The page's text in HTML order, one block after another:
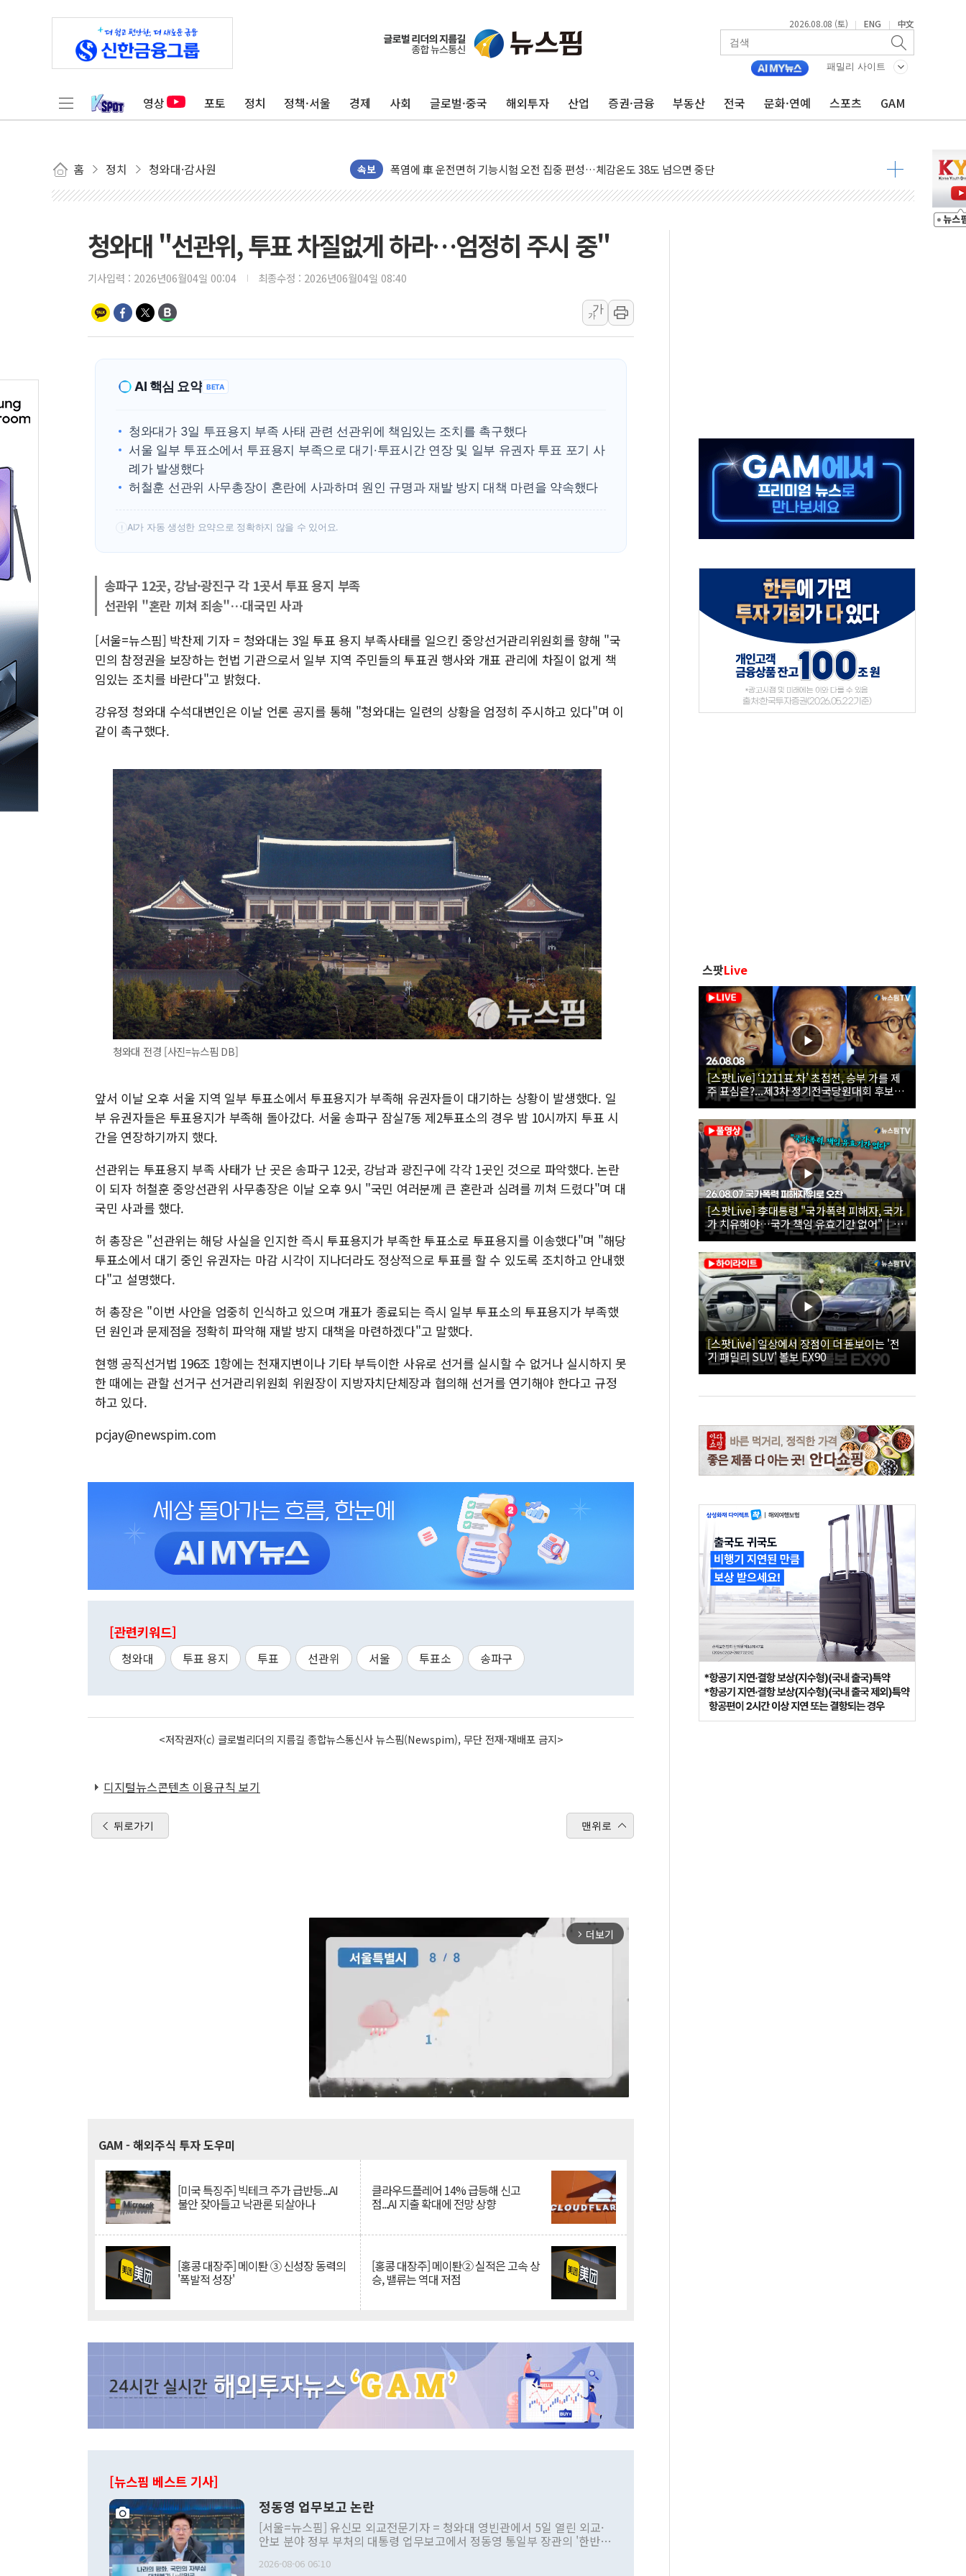
2026.08.08 (토) | ENG | 中文
패밀리 사이트
영상 포토 정치 정책·서울 경제 사회 글로벌·중국 해외투자 산업 증권·금융 부동산 전국 문화·연예 스포츠 GAM
홈 정치 청와대·감사원 속보
中 전방위 아파트 부양, 수도 베이징도 부동산 규제 철폐
인제 용대리 계곡서 수위 상승으로 피서객 7명 고립…전원 구조
강원 중·남부 동해안 시간당 50mm 이상 폭우…호우경보 발효
청양 밭에서 일하던 90대 숨져…온열질환 여부 조사
李대통령, 'ISA·주가누르기 방지법' 전면 재검토 지시
'호우 특보' 경북 울진 시간당 20~30mm 강한 비...가뭄 해소될 듯
오세훈 "용산공원 주택 검토, 민주당 스스로 원칙 뒤집는 것"
충북 주말 무더위 지속…청주·진천 35도, 곳곳 소나기
10월 보완수사권 폐지·공소청 출범…피해자들 '범죄 사각지대' 우려
한상협, 업계 개인정보 보안 새판 짠다…'자율규제단체' 타진
민주당, 오늘 제주·인천 경선 발표...김민석 '재역전' vs 정청래 '격차 확대'
뉴욕증시, 고용 쇼크에 금리 인상 우려 후퇴…S&P500 최고치
트럼프, 쿡 연준 이사 해임 재추진…"26일까지 의혹 소명" 요구
[종합] 이슬람 수니파 3국, '공동방위협정' 체결… 이스라엘·이란 위협에 맞설 자체 억지력 강화
트럼프, 백신·자폐증 행정명령 검토…"이르면 다음 주"
청와대 "선관위, 투표 차질없게 하라…엄정히 주시 중"
기사입력 : 2026년06월04일 00:04 최종수정 : 2026년06월04일 08:40
가
가
AI 핵심 요약 BETA
청와대가 3일 투표용지 부족 사태 관련 선관위에 책임있는 조치를 촉구했다
서울 일부 투표소에서 투표용지 부족으로 대기·투표시간 연장 및 일부 유권자 투표 포기 사
례가 발생했다
허철훈 선관위 사무총장이 혼란에 사과하며 원인 규명과 재발 방지 대책 마련을 약속했다
! AI가 자동 생성한 요약으로 정확하지 않을 수 있어요.
송파구 12곳, 강남·광진구 각 1곳서 투표 용지 부족
선관위 "혼란 끼쳐 죄송"…대국민 사과
[서울=뉴스핌] 박찬제 기자 = 청와대는 3일 투표 용지 부족사태를 일으킨 중앙선거관리위원회를 향해 "국
민의 참정권을 보장하는 헌법 기관으로서 일부 지역 주민들의 투표권 행사와 개표 관리에 차질이 없게 책
임있는 조치를 바란다"고 밝혔다.
강유정 청와대 수석대변인은 이날 언론 공지를 통해 "청와대는 일련의 상황을 엄정히 주시하고 있다"며 이
같이 촉구했다.
청와대 전경 [사진=뉴스핌 DB]
앞서 이날 오후 서울 지역 일부 투표소에서 투표용지가 부족해 유권자들이 대기하는 상황이 발생했다. 일
부 유권자들은 투표용지가 부족해 돌아갔다. 서울 송파구 잠실7동 제2투표소의 경우 밤 10시까지 투표 시
간을 연장하기까지 했다.
선관위는 투표용지 부족 사태가 난 곳은 송파구 12곳, 강남과 광진구에 각각 1곳인 것으로 파악했다. 논란
이 되자 허철훈 중앙선관위 사무총장은 이날 오후 9시 "국민 여러분께 큰 혼란과 심려를 끼쳐 드렸다"며 대
국민 사과를 했다.
허 총장은 "선관위는 해당 사실을 인지한 즉시 투표용지가 부족한 투표소로 투표용지를 이송했다"며 "해당
투표소에서 대기 중인 유권자는 마감 시각이 지나더라도 정상적으로 투표를 할 수 있도록 조치하고 안내했
다"고 설명했다.
허 총장은 "이번 사안을 엄중히 인식하고 있으며 개표가 종료되는 즉시 일부 투표소의 투표용지가 부족했
던 원인과 문제점을 정확히 파악해 재발 방지 대책을 마련하겠다"고 말했다.
현행 공직선거법 196조 1항에는 천재지변이나 기타 부득이한 사유로 선거를 실시할 수 없거나 실시하지 못
한 때에는 관할 선거구 선거관리위원회 위원장이 지방자치단체장과 협의해 선거를 연기해야 한다고 규정
하고 있다.
pcjay@newspim.com
[관련키워드]
청와대 투표 용지 투표 선관위 서울 투표소 송파구
<저작권자(c) 글로벌리더의 지름길 종합뉴스통신사 뉴스핌(Newspim), 무단 전재-재배포 금지>
디지털뉴스콘텐츠 이용규칙 보기
뒤로가기 맨위로
arrow_forward_ios 더보기
GAM - 해외주식 투자 도우미
[미국 특징주] 빅테크 주가 급반등...AI
불안 잦아들고 낙관론 되살아나
클라우드플레어 14% 급등해 신고
점...AI 지출 확대에 전망 상향
[홍콩 대장주] 메이퇀 ③ 신성장 동력의
'폭발적 성장'
[홍콩 대장주] 메이퇀② 실적은 고속 상
승, 밸류는 역대 저점
[뉴스핌 베스트 기사]
정동영 업무보고 논란
[서울=뉴스핌] 유신모 외교전문기자 = 청와대 영빈관에서 5일 열린 외교·
안보 분야 정부 부처의 대통령 업무보고에서 정동영 통일부 장관의 '한반도
발언 중에는 정부 내 조율을 거치지 않은 사안을 정책으로 추진하겠다고 공
2026-08-06 06:10
스팟Live
[스팟Live] ‘1211표 차’ 초접전, 승부 가를 제
주 표심은?...제3차 정기전국당원대회 후보자
제주 합동연설회 생중계 | 26.08.08
[스팟Live] 李대통령 "국가폭력 피해자, 국가
가 치유해야…국가 책임 유효기간 없어"｜
26.08.07 국가폭력 피해자 위로 오찬
[스팟Live] 일상에서 장점이 더 돋보이는 '전
기 패밀리 SUV' 볼보 EX90